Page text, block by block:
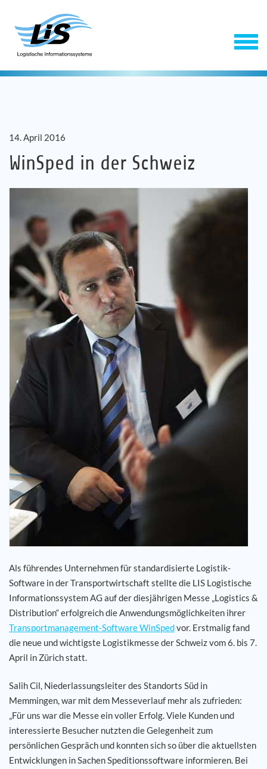
Service
Unternehmen
Karriere
Referenzen
News
Kontakt
14. April 2016
WinSped in der Schweiz
Als führendes Unternehmen für standardisierte Logistik-
Software in der Transportwirtschaft stellte die LIS Logistische
Informationssystem AG auf der diesjährigen Messe „Logistics &
Distribution“ erfolgreich die Anwendungsmöglichkeiten ihrer
Transportmanagement-Software WinSpedvor. Erstmalig fand
die neue und wichtigste Logistikmesse der Schweiz vom 6. bis 7.
April in Zürich statt.
Salih Cil, Niederlassungsleiter des Standorts Süd in
Memmingen, war mit dem Messeverlauf mehr als zufrieden:
„Für uns war die Messe ein voller Erfolg. Viele Kunden und
interessierte Besucher nutzten die Gelegenheit zum
persönlichen Gespräch und konnten sich so über die aktuellsten
Entwicklungen in Sachen Speditionssoftware informieren. Bei